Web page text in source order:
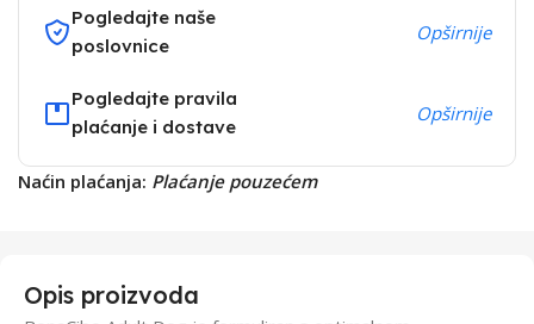
Pogledajte naše
poslovnice
Opširnije
Pogledajte pravila
plaćanje i dostave
Opširnije
Naćin plaćanja: Plaćanje pouzećem
Opis proizvoda